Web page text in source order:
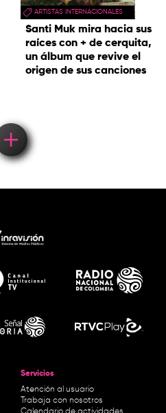
ARTISTAS INTERNACIONALES
Santi Muk mira hacia sus
raíces con + de cerquita,
un álbum que revive el
origen de sus canciones
Servicios
Atención al usuario
Trabaja con nosotros
Calendario de actividades